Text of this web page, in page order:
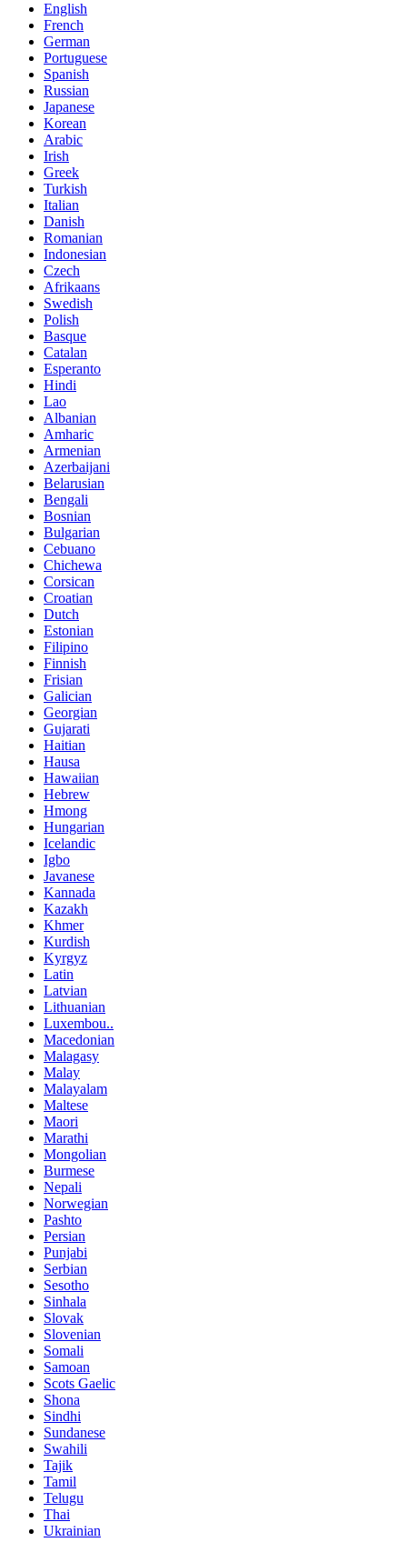
English
French
German
Portuguese
Spanish
Russian
Japanese
Korean
Arabic
Irish
Greek
Turkish
Italian
Danish
Romanian
Indonesian
Czech
Afrikaans
Swedish
Polish
Basque
Catalan
Esperanto
Hindi
Lao
Albanian
Amharic
Armenian
Azerbaijani
Belarusian
Bengali
Bosnian
Bulgarian
Cebuano
Chichewa
Corsican
Croatian
Dutch
Estonian
Filipino
Finnish
Frisian
Galician
Georgian
Gujarati
Haitian
Hausa
Hawaiian
Hebrew
Hmong
Hungarian
Icelandic
Igbo
Javanese
Kannada
Kazakh
Khmer
Kurdish
Kyrgyz
Latin
Latvian
Lithuanian
Luxembou..
Macedonian
Malagasy
Malay
Malayalam
Maltese
Maori
Marathi
Mongolian
Burmese
Nepali
Norwegian
Pashto
Persian
Punjabi
Serbian
Sesotho
Sinhala
Slovak
Slovenian
Somali
Samoan
Scots Gaelic
Shona
Sindhi
Sundanese
Swahili
Tajik
Tamil
Telugu
Thai
Ukrainian